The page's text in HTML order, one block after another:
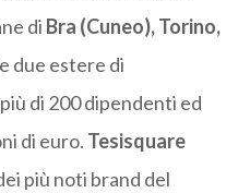
di Bra (Cuneo), Torino,
due estere di
di 200 dipendenti ed
di euro. Tesisquare
più noti brand del